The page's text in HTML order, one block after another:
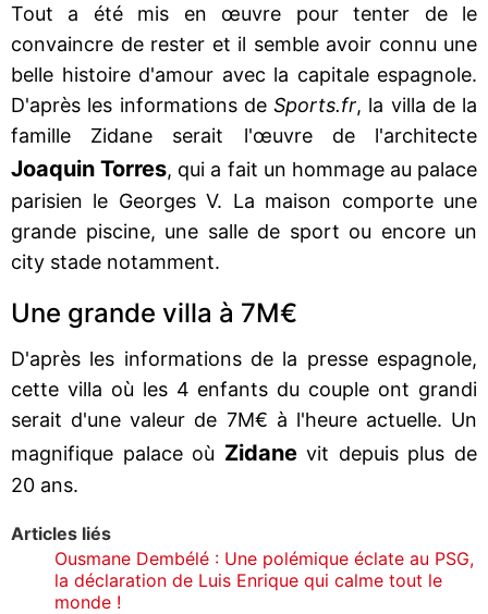
Tout a été mis en œuvre pour tenter de le
convaincre de rester et il semble avoir connu une
belle histoire d'amour avec la capitale espagnole.
D'après les informations de Sports.fr, la villa de la
famille Zidane serait l'œuvre de l'architecte
Joaquin Torres, qui a fait un hommage au palace
parisien le Georges V. La maison comporte une
grande piscine, une salle de sport ou encore un
city stade notamment.
Une grande villa à 7M€
D'après les informations de la presse espagnole,
cette villa où les 4 enfants du couple ont grandi
serait d'une valeur de 7M€ à l'heure actuelle. Un
magnifique palace où Zidanevit depuis plus de
20 ans.
Articles liés
Ousmane Dembélé : Une polémique éclate au PSG,
la déclaration de Luis Enrique qui calme tout le
monde !